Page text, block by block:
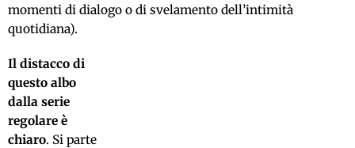
momenti di dialogo o di svelamento dell’intimità
quotidiana).
Il distacco di
questo albo
dalla serie
regolare è
chiaro. Si parte